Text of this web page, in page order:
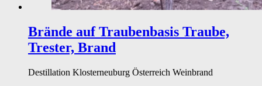
Brände auf Traubenbasis Traube,
Trester, Brand
Destillation Klosterneuburg Österreich Weinbrand